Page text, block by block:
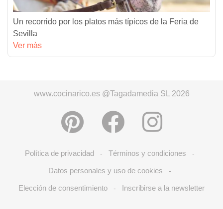
Un recorrido por los platos más típicos de la Feria de
Sevilla
Ver màs
www.cocinarico.es @Tagadamedia SL 2026
Política de privacidad - Términos y condiciones -
Datos personales y uso de cookies -
Elección de consentimiento - Inscribirse a la newsletter